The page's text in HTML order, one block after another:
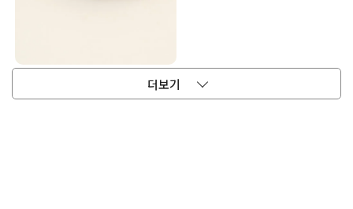
더보기